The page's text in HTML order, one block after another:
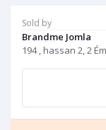
Sold by
Brandme Jomla
194 , hassan 2, 2